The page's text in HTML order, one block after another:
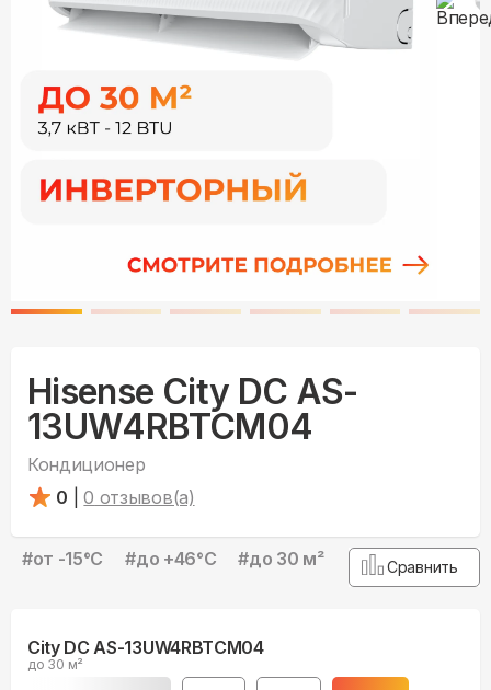
Hisense City DC AS-
13UW4RBTCM04
Кондиционер
0
0 отзывов(а)
#от -15°С #до +46°С #до 30 м² Сравнить
City DC AS-13UW4RBTCM04
до 30 м²